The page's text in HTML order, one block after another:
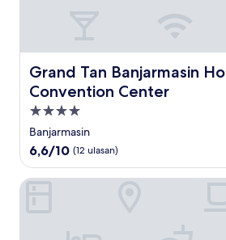
Grand Tan Banjarmasin
Convention Center
Grand Tan Banjarmasin Hotel &
Properti
bintang
4.0
Banjarmasin
6.6
dari
10,
6,6/10 (12 ulasan)
OYO 3343 Sunrise Hotel